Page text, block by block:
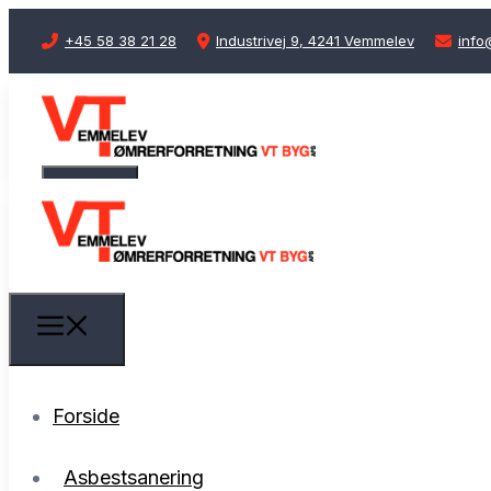
+45 58 38 21 28 Industrivej 9, 4241 Vemmelev
Asbestsanering
Arbejdsområder
Forside
Asbestsanering